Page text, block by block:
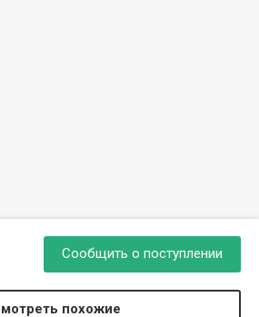
Сообщить о поступлении
похожие